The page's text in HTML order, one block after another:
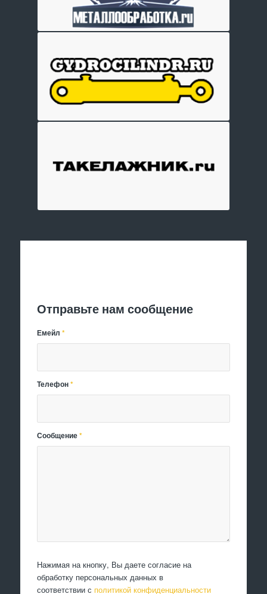
Отправьте нам сообщение
Емейл*
Телефон*
Сообщение*
Нажимая на кнопку, Вы даете согласие на
обработку персональных данных в
соответствии с политикой конфиденциальности